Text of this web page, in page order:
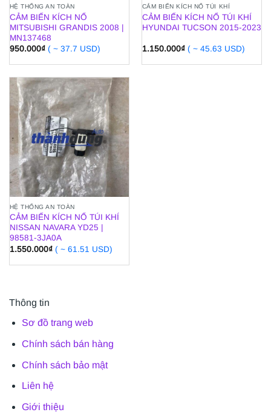
HỆ THỐNG AN TOÀN
CẢM BIẾN KÍCH NỔ
MITSUBISHI GRANDIS 2008 |
MN137468
950.000₫ ( ~ 37.7 USD)
CẢM BIẾN KÍCH NỔ TÚI KHÍ
CẢM BIẾN KÍCH NỔ TÚI KHÍ
HYUNDAI TUCSON 2015-2023
1.150.000₫ ( ~ 45.63 USD)
HỆ THỐNG AN TOÀN
CẢM BIẾN KÍCH NỔ TÚI KHÍ
NISSAN NAVARA YD25 |
98581-3JA0A
1.550.000₫ ( ~ 61.51 USD)
Thông tin
Sơ đồ trang web
Chính sách bán hàng
Chính sách bảo mật
Liên hệ
Giới thiệu